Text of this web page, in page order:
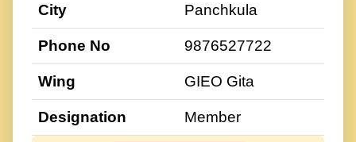
City Panchkula
Phone No 9876527722
Wing GIEO Gita
Designation Member